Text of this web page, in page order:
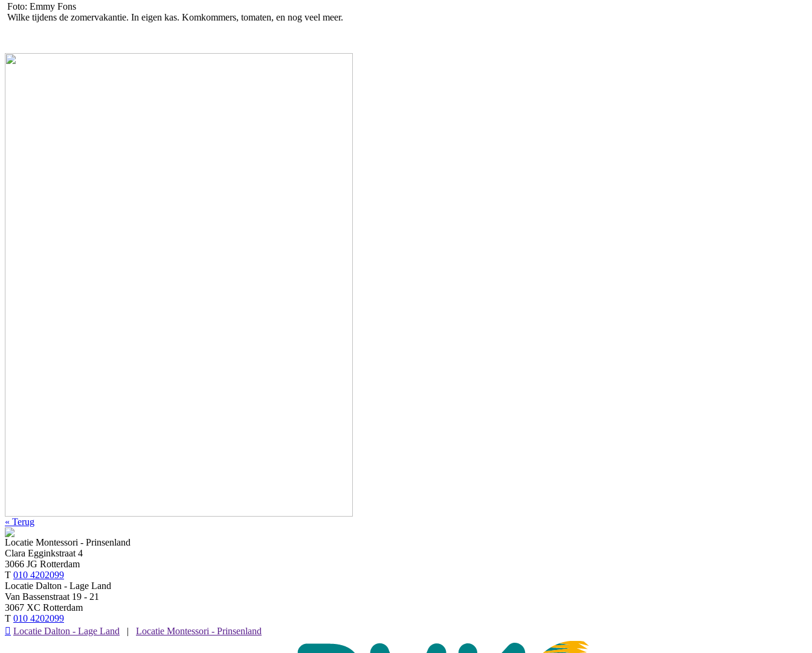
Foto: Emmy Fons
Wilke tijdens de zomervakantie. In eigen kas. Komkommers, tomaten, en nog veel meer.
« Terug
Locatie Montessori - Prinsenland
Clara Egginkstraat 4
3066 JG Rotterdam
T 010 4202099
Locatie Dalton - Lage Land
Van Bassenstraat 19 - 21
3067 XC Rotterdam
T 010 4202099
 Locatie Dalton - Lage Land | Locatie Montessori - Prinsenland